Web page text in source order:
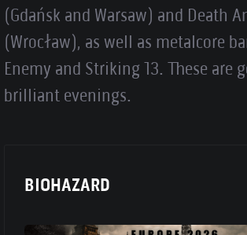
(Gdańsk and Warsaw) and Death
(Wrocław), as well as metalcore
Enemy and Striking 13. These are
brilliant evenings.
BIOHAZARD